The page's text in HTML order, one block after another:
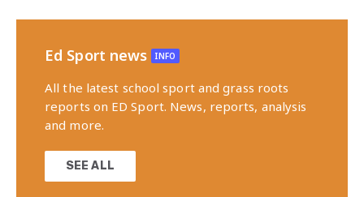
Ed Sport news INFO
All the latest school sport and grass roots
reports on ED Sport. News, reports, analysis
and more.
SEE ALL